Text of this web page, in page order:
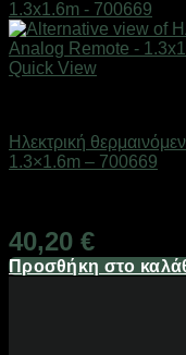
Quick View
Ηλεκτρική
1.3×1.6m – 700669
40,20 €
Προσθήκη στο